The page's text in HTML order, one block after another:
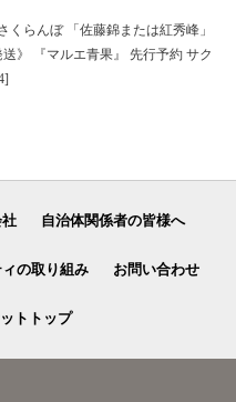
くらんぼ 「佐藤錦または紅秀峰」
》 『マルエ青果』 先行予約 サク
自治体関係者の皆様へ
の取り組み お問い合わせ
トトップ